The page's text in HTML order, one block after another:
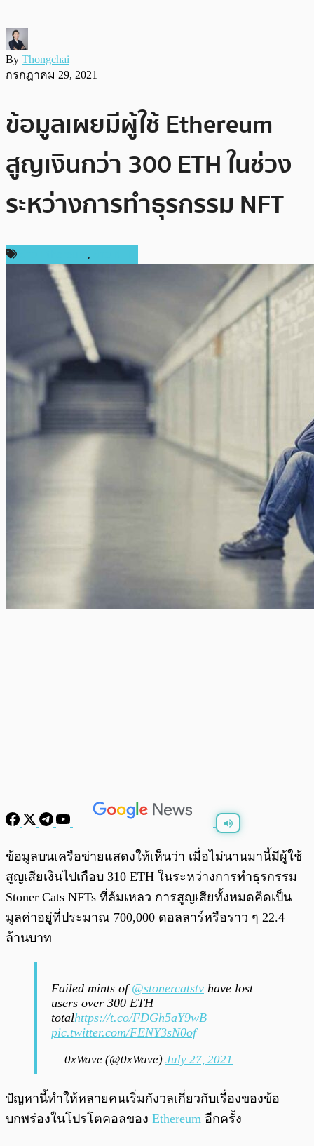
By Thongchai
กรกฎาคม 29, 2021
ข้อมูลเผยมีผู้ใช้ Ethereum
สูญเงินกว่า 300 ETH ในช่วง
ระหว่างการทำธุรกรรม NFT
,
พร้อมเล่น /0:00
ข้อมูลบนเครือข่ายแสดงให้เห็นว่า เมื่อไม่นานมานี้มีผู้ใช้
สูญเสียเงินไปเกือบ 310 ETH ในระหว่างการทำธุรกรรม
Stoner Cats NFTs ที่ล้มเหลว การสูญเสียทั้งหมดคิดเป็น
มูลค่าอยู่ที่ประมาณ 700,000 ดอลลาร์หรือราว ๆ 22.4
ล้านบาท
Failed mints of @stonercatstv have lost
users over 300 ETH
totalhttps://t.co/FDGh5aY9wB
pic.twitter.com/FENY3sN0of
— 0xWave (@0xWave) July 27, 2021
ปัญหานี้ทำให้หลายคนเริ่มกังวลเกี่ยวกับเรื่องของข้อ
บกพร่องในโปรโตคอลของ Ethereum อีกครั้ง